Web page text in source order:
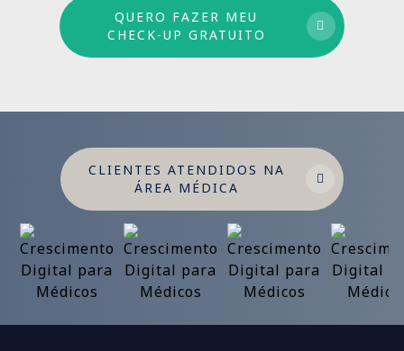
QUERO FAZER MEU
CHECK-UP GRATUITO
CLIENTES ATENDIDOS NA
ÁREA MÉDICA